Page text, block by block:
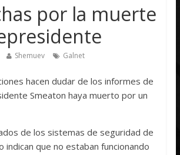
por la muerte
Shemuev Galnet
hacen dudar de los informes de
Smeaton haya muerto por un
de los sistemas de seguridad de
indican que no estaban funcionando